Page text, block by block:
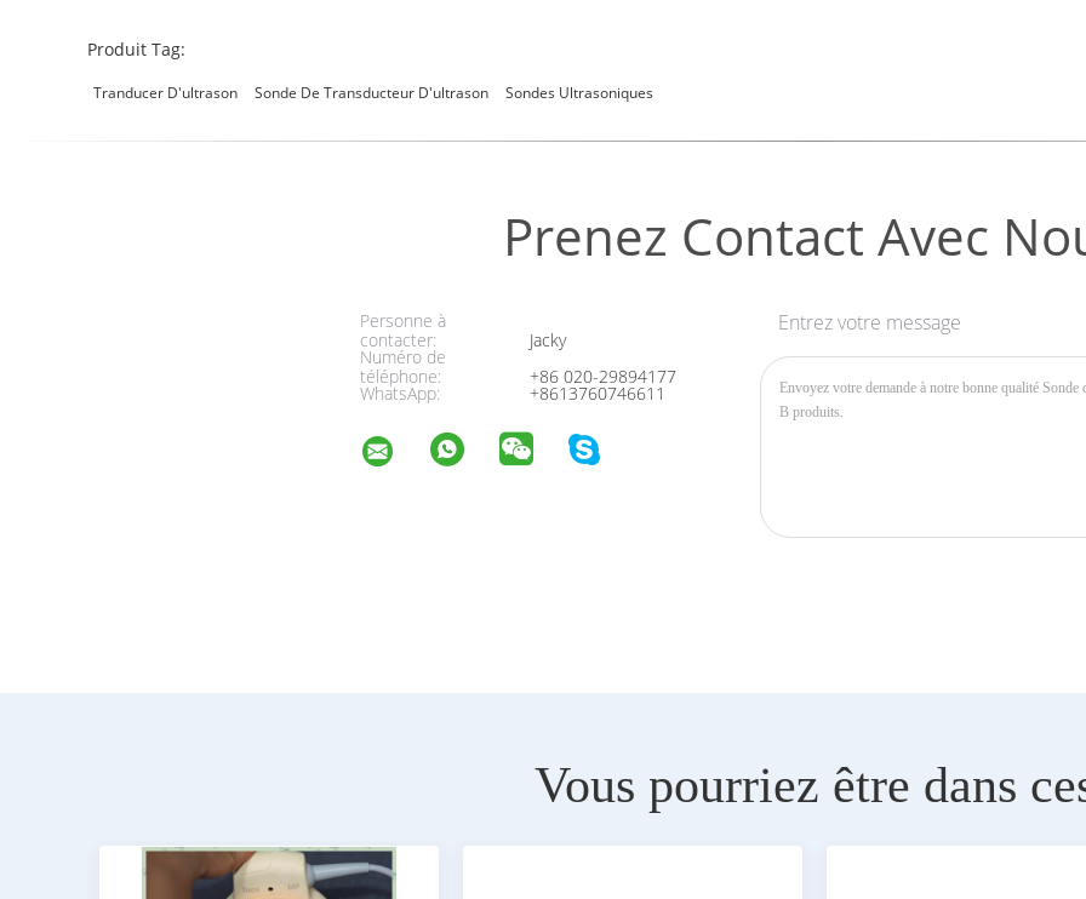
Produit Tag:
Tranducer D'ultrason Sonde De Transducteur D'ultrason Sondes Ultrasoniques
Prenez Contact Avec
Personne à
contacter:
Jacky
Numéro de
téléphone:
+86 020-29894177
WhatsApp: +8613760746611
Entrez votre message
Vous pourriez être dans